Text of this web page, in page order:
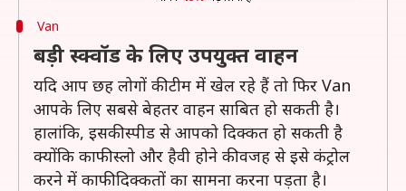
Van
बड़ी स्क्वॉड के लिए उपयुक्त वाहन
यदि आप छह लोगों की टीम में खेल रहे हैं तो फिर Van
आपके लिए सबसे बेहतर वाहन साबित हो सकती है।
हालांकि, इसकी स्पीड से आपको दिक्कत हो सकती है
क्योंकि काफी स्लो और हैवी होने की वजह से इसे कंट्रोल
करने में काफी दिक्कतों का सामना करना पड़ता है।